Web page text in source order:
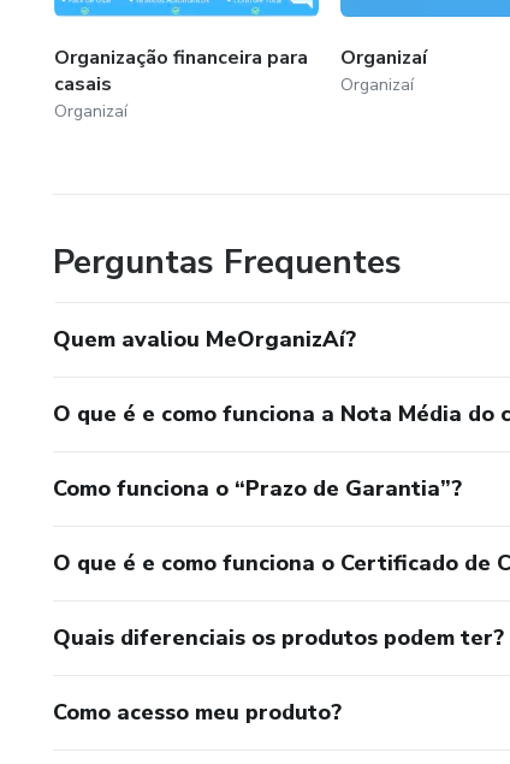
Organização financeira para
casais
Organizaí
Organizaí
Organizaí
Perguntas Frequentes
Quem avaliou MeOrganizAí?
O que é e como funciona a Nota Média do
Como funciona o “Prazo de Garantia”?
O que é e como funciona o Certificado de
Quais diferenciais os produtos podem ter?
Como acesso meu produto?